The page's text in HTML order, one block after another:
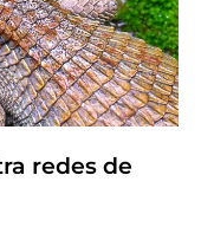
redes de